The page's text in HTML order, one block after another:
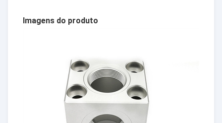
Imagens do produto